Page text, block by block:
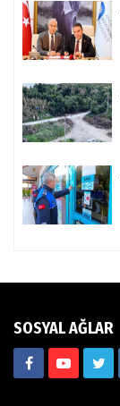
SOSYAL AĞLAR